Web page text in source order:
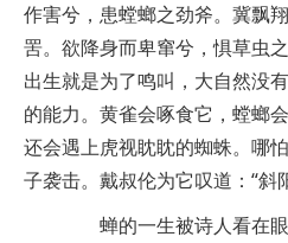
作害兮，患螳螂之劲斧。冀飘
罟。欲降身而卑窜兮，惧草虫
出生就是为了鸣叫，大自然没
的能力。黄雀会啄食它，螳螂
还会遇上虎视眈眈的蜘蛛。哪
子袭击。戴叔伦为它叹道：“斜
蝉的一生被诗人看在眼